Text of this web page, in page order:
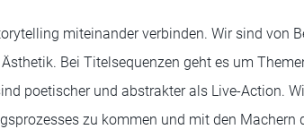
miteinander verbinden. Wir sind von
Bei Titelsequenzen geht es um
poetischer und abstrakter als Live-Action.
zu kommen und mit den Machern